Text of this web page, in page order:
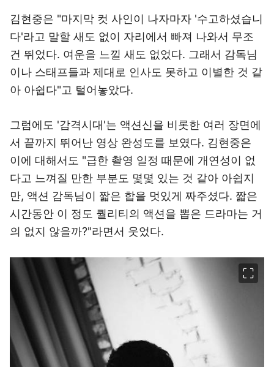
김현중은 "마지막 컷 사인이 나자마자 '수고하셨습니
다'라고 말할 새도 없이 자리에서 빠져 나와서 무조
건 뛰었다. 여운을 느낄 새도 없었다. 그래서 감독님
이나 스태프들과 제대로 인사도 못하고 이별한 것 같
아 아쉽다"고 털어놓았다.
그럼에도 '감격시대'는 액션신을 비롯한 여러 장면에
서 끝까지 뛰어난 영상 완성도를 보였다. 김현중은
이에 대해서도 "급한 촬영 일정 때문에 개연성이 없
다고 느껴질 만한 부분도 몇몇 있는 것 같아 아쉽지
만, 액션 감독님이 짧은 합을 멋있게 짜주셨다. 짧은
시간동안 이 정도 퀄리티의 액션을 뽑은 드라마는 거
의 없지 않을까?"라면서 웃었다.